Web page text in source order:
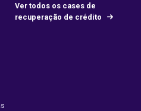
Ver todos os cases de
recuperação de crédito